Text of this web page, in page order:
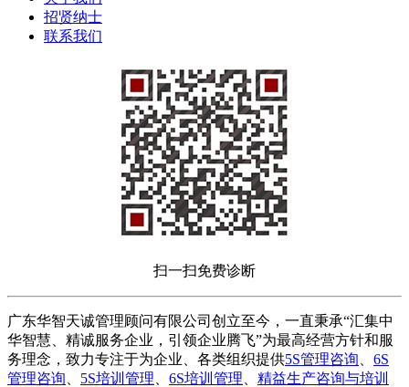
招贤纳士
联系我们
扫一扫免费诊断
广东华智天诚管理顾问有限公司创立至今，一直秉承“汇集中
华智慧、精诚服务企业，引领企业腾飞”为最高经营方针和服
务理念，致力专注于为企业、各类组织提供5S管理咨询
6S
管理咨询
5S培训管理 6S培训管理 精益生产咨询与培训